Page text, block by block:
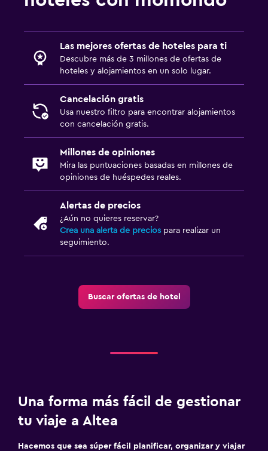
Las mejores ofertas de hoteles para ti
Descubre más de 3 millones de ofertas de
hoteles y alojamientos en un solo lugar.
Cancelación gratis
Usa nuestro filtro para encontrar alojamientos
con cancelación gratis.
Millones de opiniones
Mira las puntuaciones basadas en millones de
opiniones de huéspedes reales.
Alertas de precios
¿Aún no quieres reservar?
Crea una alerta de precios para realizar un
seguimiento.
Buscar ofertas de hotel
Una forma más fácil de gestionar
tu viaje a Altea
Hacemos que sea súper fácil planificar, organizar y viajar